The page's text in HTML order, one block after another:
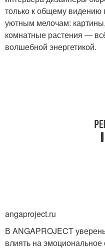
только к общему видению
уютным мелочам:
комнатные растения —
волшебной энергетикой.
angaproject.ru
В ANGAPROJECT
влиять на эмоциональное